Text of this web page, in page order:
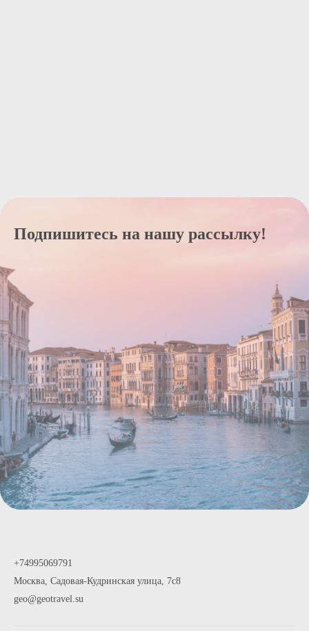
Подпишитесь на нашу рассылку!
+74995069791
Москва, Садовая-Кудринская улица, 7с8
geo@geotravel.su